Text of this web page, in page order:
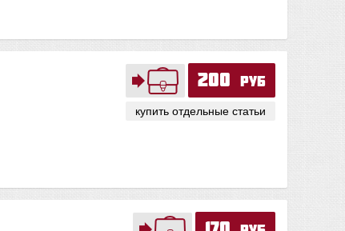
200 руб
купить отдельные статьи